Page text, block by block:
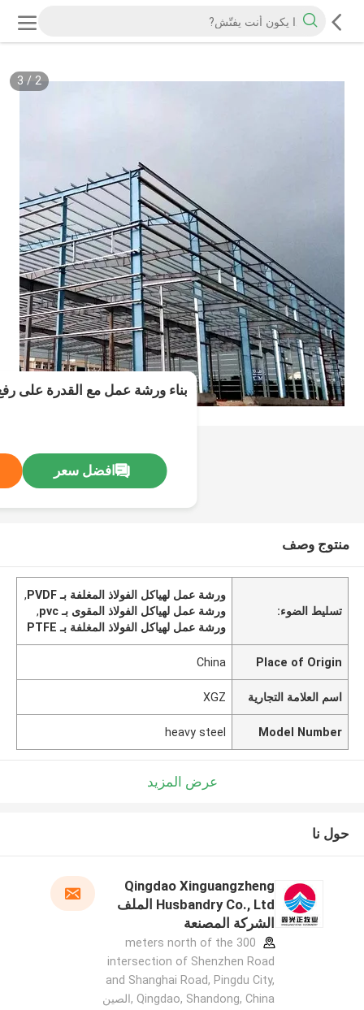
2
/
3
بناء ورشة عمل مع القدرة على
افضل سعر
منتوج وصف
تسليط الضوء:
ورشة عمل لهياكل الفولاذ المغلفة بـ PVDF
,
ورشة عمل لهياكل الفولاذ المقوى بـ pvc
,
ورشة عمل لهياكل الفولاذ المغلفة بـ PTFE
Place of Origin
China
اسم العلامة التجارية XGZ
Model Number
heavy steel
عرض المزيد
حول نا
Qingdao Xinguangzheng
Husbandry Co., Ltd الملف
الشركة المصنعة
300 meters north of the
intersection of Shenzhen Road
and Shanghai Road, Pingdu City,
Qingdao, Shandong, China ,الصين